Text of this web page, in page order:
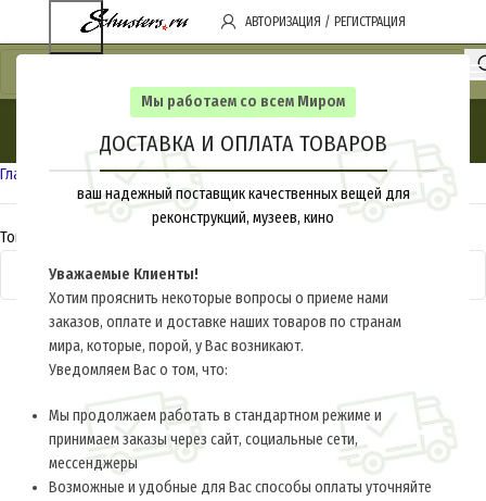
Мы работаем со всем Миром
ДОСТАВКА И ОПЛАТА ТОВАРОВ
ваш надежный поставщик качественных вещей для
реконструкций, музеев, кино
Уважаемые Клиенты!
Хотим прояснить некоторые вопросы о приеме нами
заказов, оплате и доставке наших товаров по странам
мира, которые, порой, у Вас возникают.
Уведомляем Вас о том, что:
Мы продолжаем работать в стандартном режиме и
принимаем заказы через сайт, социальные сети,
мессенджеры
Возможные и удобные для Вас способы оплаты уточняйте
АВТОРИЗАЦИЯ / РЕГИСТРАЦИЯ
Обувь
Categories
Главная Барахолка Обувь
Товаров, соответствующих вашему запросу, не обнаружено.